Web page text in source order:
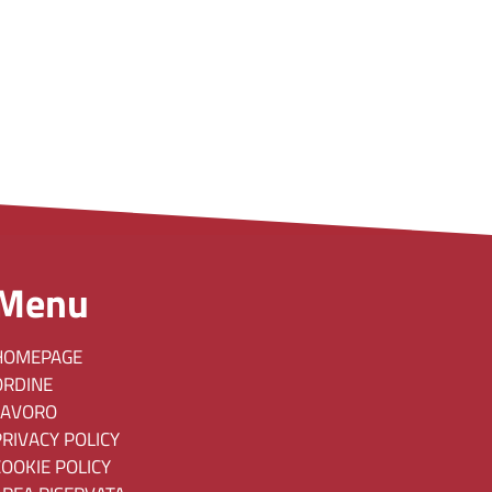
POLICY
POLICY